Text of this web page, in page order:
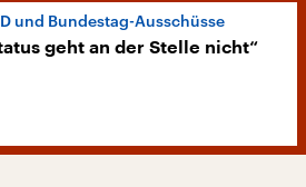
und Bundestag-Ausschüsse
geht an der Stelle nicht“